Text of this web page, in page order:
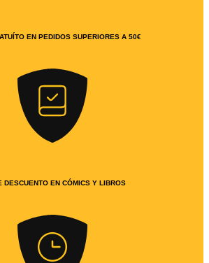
EN PEDIDOS SUPERIORES A 50€
DESCUENTO EN CÓMICS Y LIBROS